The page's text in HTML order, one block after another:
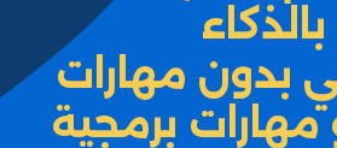
بالذكاء
بدون مهارات
برمجية